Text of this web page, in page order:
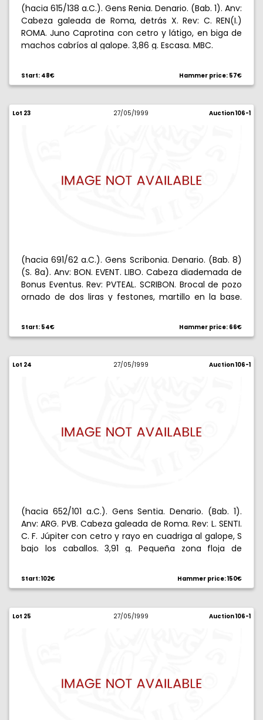
(hacia 615/138 a.C.). Gens Renia. Denario. (Bab. 1). Anv:
Cabeza galeada de Roma, detrás X. Rev: C. REN(I.)
ROMA. Juno Caprotina con cetro y látigo, en biga de
machos cabríos al galope. 3,86 g. Escasa. MBC.
Start: 48€ Hammer price: 57€
Lot 23 27/05/1999 Auction 106-1
(hacia 691/62 a.C.). Gens Scribonia. Denario. (Bab. 8)
(S. 8a). Anv: BON. EVENT. LIBO. Cabeza diademada de
Bonus Eventus. Rev: PVTEAL. SCRIBON. Brocal de pozo
ornado de dos liras y festones, martillo en la base.
Start: 54€ Hammer price: 66€
Lot 24 27/05/1999 Auction 106-1
(hacia 652/101 a.C.). Gens Sentia. Denario. (Bab. 1).
Anv: ARG. PVB. Cabeza galeada de Roma. Rev: L. SENTI.
C. F. Júpiter con cetro y rayo en cuadriga al galope, S
bajo los caballos. 3,91 g. Pequeña zona floja de
Start: 102€ Hammer price: 150€
Lot 25 27/05/1999 Auction 106-1